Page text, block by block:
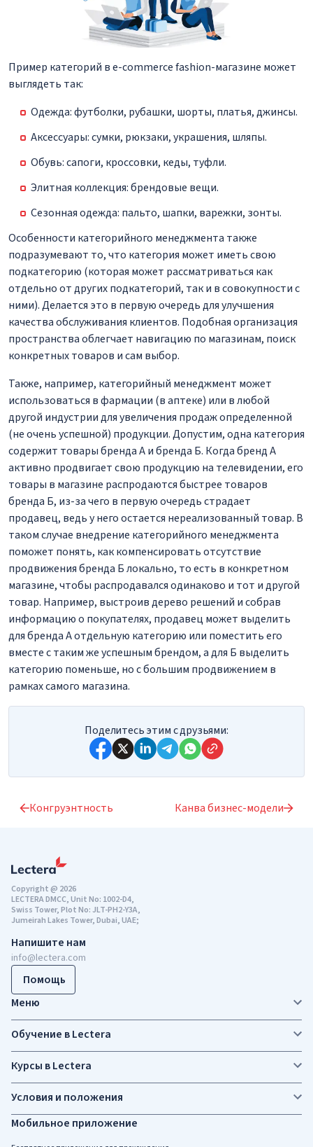
Пример категорий в e-commerce fashion-магазине может
выглядеть так:
Одежда: футболки, рубашки, шорты, платья, джинсы.
Аксессуары: сумки, рюкзаки, украшения, шляпы.
Обувь: сапоги, кроссовки, кеды, туфли.
Элитная коллекция: брендовые вещи.
Сезонная одежда: пальто, шапки, варежки, зонты.
Особенности категорийного менеджмента также
подразумевают то, что категория может иметь свою
подкатегорию (которая может рассматриваться как
отдельно от других подкатегорий, так и в совокупности с
ними). Делается это в первую очередь для улучшения
качества обслуживания клиентов. Подобная организация
пространства облегчает навигацию по магазинам, поиск
конкретных товаров и сам выбор.
Также, например, категорийный менеджмент может
использоваться в фармации (в аптеке) или в любой
другой индустрии для увеличения продаж определенной
(не очень успешной) продукции. Допустим, одна категория
содержит товары бренда А и бренда Б. Когда бренд А
активно продвигает свою продукцию на телевидении, его
товары в магазине распродаются быстрее товаров
бренда Б, из-за чего в первую очередь страдает
продавец, ведь у него остается нереализованный товар. В
таком случае внедрение категорийного менеджмента
поможет понять, как компенсировать отсутствие
продвижения бренда Б локально, то есть в конкретном
магазине, чтобы распродавался одинаково и тот и другой
товар. Например, выстроив дерево решений и собрав
информацию о покупателях, продавец может выделить
для бренда А отдельную категорию или поместить его
вместе с таким же успешным брендом, а для Б выделить
категорию поменьше, но с большим продвижением в
рамках самого магазина.
Поделитесь этим с друзьями:
Конгруэнтность Канва бизнес-модели
Copyright @ 2026
LECTERA DMCC, Unit No: 1002-D4,
Swiss Tower, Plot No: JLT-PH2-Y3A,
Jumeirah Lakes Tower, Dubai, UAE;
Напишите нам
info@lectera.com
Помощь
Меню
Обучение в Lectera
Курсы в Lectera
Условия и положения
Мобильное приложение